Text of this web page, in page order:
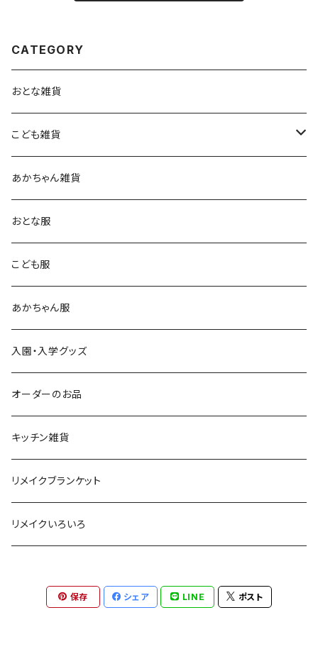
CATEGORY
おとな雑貨
こども雑貨
キッチン雑貨
あかちゃん雑貨
おとな服
こども服
あかちゃん服
入園・入学グッズ
オーダーのお品
キッチン雑貨
リメイクブランケット
リメイクいろいろ
保存 シェア LINE ポスト